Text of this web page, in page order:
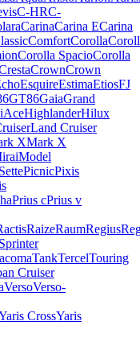
C-HRC-
CarinaCarina ECarina
ComfortCorolla
Corolla SpacioCorolla
CrownCrown
EsquireEstimaEtiosFJ
GT86GaiaGrand
HighlanderHilux
Land Cruiser
XMark X
Model
PicnicPixis
Prius cPrius v
RaizeRaumRegius
Sprinter
TankTercelTouring
Cruiser
VersoVerso-
CrossYaris